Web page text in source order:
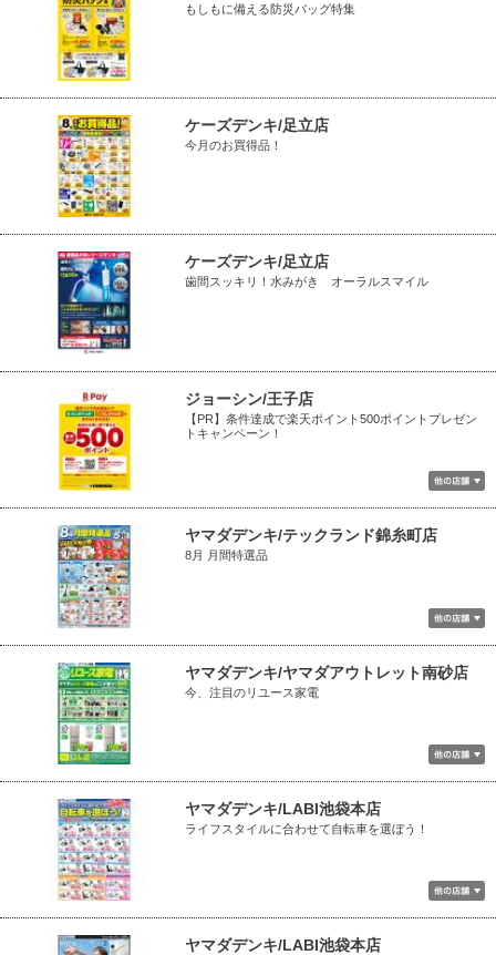
もしもに備える防災バッグ特集
ケーズデンキ/足立店
今月のお買得品！
ケーズデンキ/足立店
歯間スッキリ！水みがき オーラルスマイル
ジョーシン/王子店
【PR】条件達成で楽天ポイント500ポイントプレゼン
トキャンペーン！
ヤマダデンキ/テックランド錦糸町店
8月 月間特選品
ヤマダデンキ/ヤマダアウトレット南砂店
今、注目のリユース家電
ヤマダデンキ/LABI池袋本店
ライフスタイルに合わせて自転車を選ぼう！
ヤマダデンキ/LABI池袋本店